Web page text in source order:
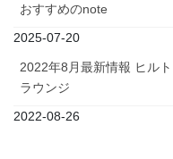
おすすめのnote
2025-07-20
2022年8月最新情報 ヒル
ラウンジ
2022-08-26